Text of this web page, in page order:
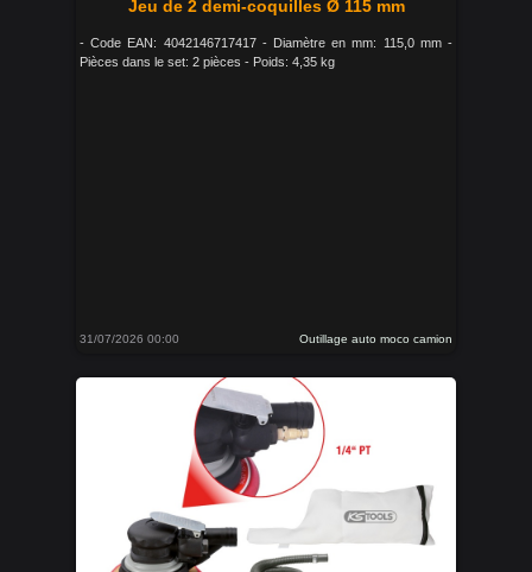
Jeu de 2 demi-coquilles Ø 115 mm
- Code EAN: 4042146717417 - Diamètre en mm: 115,0 mm -
Pièces dans le set: 2 pièces - Poids: 4,35 kg
31/07/2026 00:00 Outillage auto moco camion